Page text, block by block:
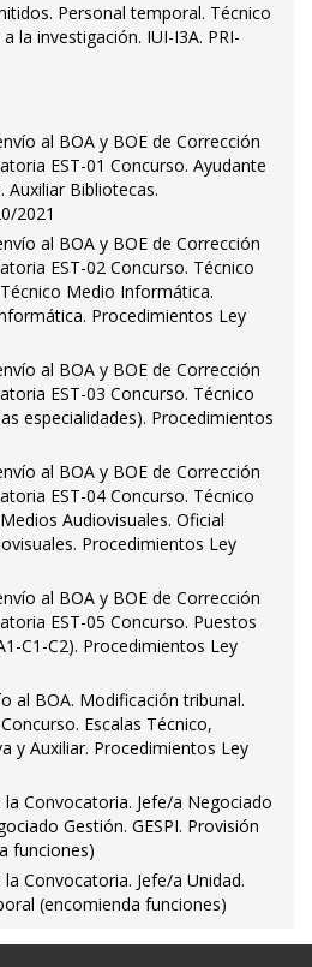
Personal temporal. Técnico
la investigación. IUI-I3A. PRI-
al BOA y BOE de Corrección
EST-01 Concurso. Ayudante
Auxiliar Bibliotecas.
2021
al BOA y BOE de Corrección
EST-02 Concurso. Técnico
Medio Informática.
Procedimientos Ley
al BOA y BOE de Corrección
EST-03 Concurso. Técnico
especialidades). Procedimientos
al BOA y BOE de Corrección
EST-04 Concurso. Técnico
Audiovisuales. Oficial
Procedimientos Ley
al BOA y BOE de Corrección
EST-05 Concurso. Puestos
C1-C2). Procedimientos Ley
al BOA. Modificación tribunal.
Escalas Técnico,
y Auxiliar. Procedimientos Ley
Convocatoria. Jefe/a Negociado
Gestión. GESPI. Provisión
funciones)
Convocatoria. Jefe/a Unidad.
(encomienda funciones)